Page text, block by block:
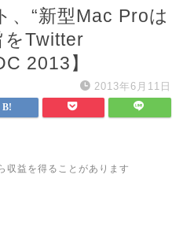
、“新型Mac Proは
をTwitter
2013】
2013年6月11日
収益を得ることがあります